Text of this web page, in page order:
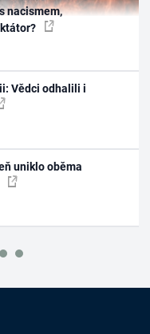
nacismem,
Vědci odhalili i
uniklo oběma